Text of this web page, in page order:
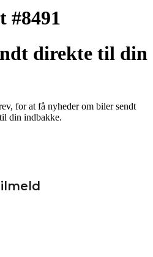
#8491
direkte til din
for at få nyheder om biler sendt
din indbakke.